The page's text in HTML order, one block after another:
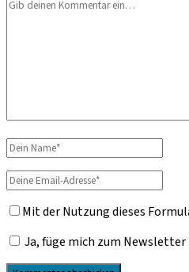
Dein
Name
Deine
Email-
Adresse
Mit der Nutzung dieses
Ja, füge mich zum Newsletter